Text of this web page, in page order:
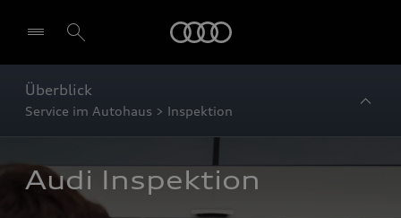
Überblick
Service im Autohaus > Inspektion
Audi Inspektion